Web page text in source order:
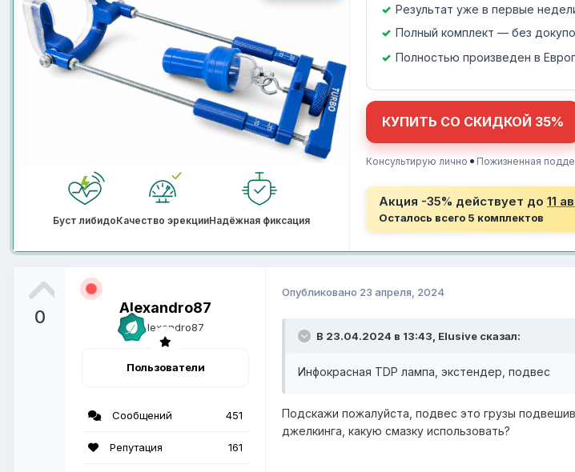
Буст либидоКачество эрекцииНадёжная фиксация
Результат уже в первые
Полный комплект — без
Полностью произведен в
КУПИТЬ СО СКИДКОЙ 35%
Консультирую лично • Пожизненная
Акция -35% действует до 11
Осталось всего 5 комплектов
0 Alexandro87
Пользователи
Сообщений 451
Репутация 161
Опубликовано 23 апреля, 2024
В 23.04.2024 в 13:43, Elusive сказал:
Инфокрасная TDP лампа, экстендер, подвес
Подскажи пожалуйста, подвес это грузы
джелкинга, какую смазку использовать?